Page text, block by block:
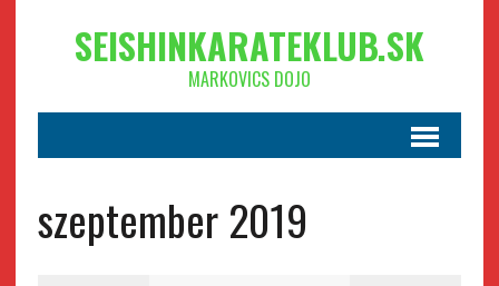
SEISHINKARATEKLUB.SK
MARKOVICS DOJO
szeptember 2019